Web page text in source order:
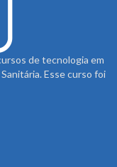
de tecnologia em
Esse curso foi